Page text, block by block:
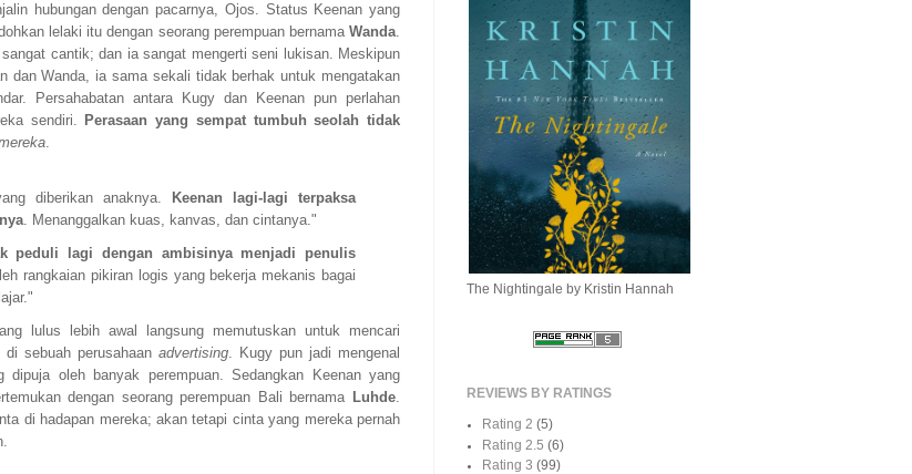
hubungan dengan pacarnya, Ojos. Status Keenan yang
lelaki itu dengan seorang perempuan bernamaWanda.
cantik; dan ia sangat mengerti seni lukisan. Meskipun
dan Wanda, ia sama sekali tidak berhak untuk mengatakan
Persahabatan antara Kugy dan Keenan pun perlahan
sendiri. Perasaan yang sempat tumbuh seolah tidak
.
diberikan anaknya.
Keenan lagi-lagi terpaksa
. Menanggalkan kuas, kanvas, dan cintanya."
peduli lagi dengan ambisinya menjadi penulis
rangkaian pikiran logis yang bekerja mekanis bagai
lulus lebih awal langsung memutuskan untuk mencari
sebuah perusahaan advertising. Kugy pun jadi mengenal
dipuja oleh banyak perempuan. Sedangkan Keenan yang
dengan seorang perempuan Bali bernama Luhde.
di hadapan mereka; akan tetapi cinta yang mereka pernah
The Nightingale by Kristin Hannah
REVIEWS BY RATINGS
Rating 2 (5)
Rating 2.5 (6)
Rating 3 (99)